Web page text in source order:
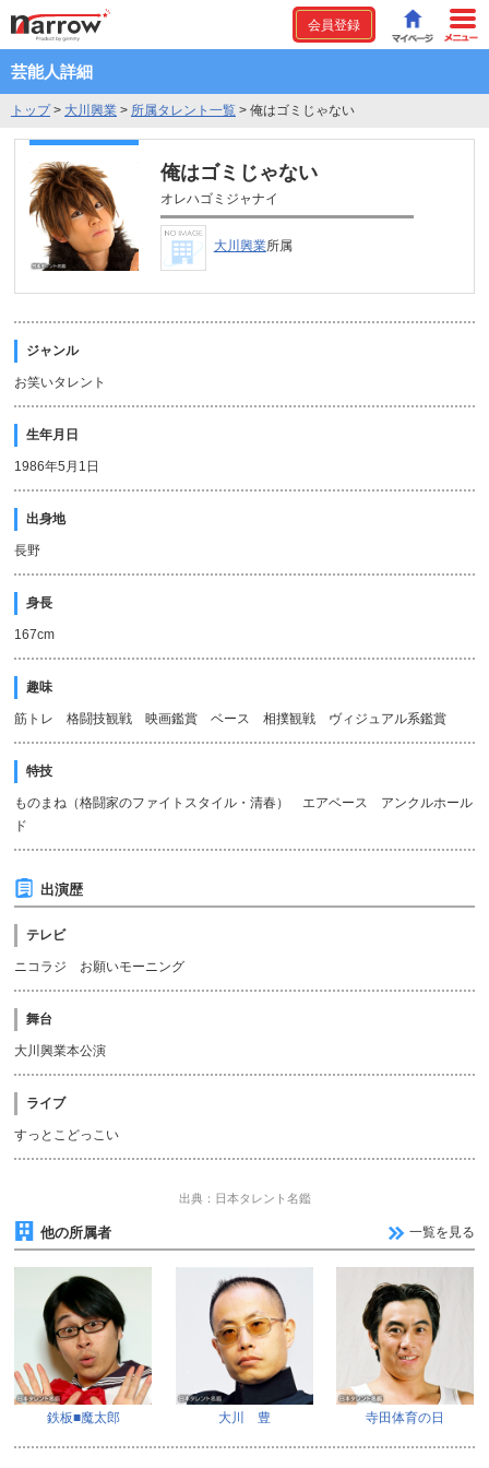
会員登録
芸能人詳細
トップ> 大川興業 > 所属タレント一覧 > 俺はゴミじゃない
俺はゴミじゃない
オレハゴミジャナイ
大川興業所属
ジャンル
お笑いタレント
生年月日
1986年5月1日
出身地
長野
身長
167cm
趣味
筋トレ 格闘技観戦 映画鑑賞 ベース 相撲観戦 ヴィジュアル系鑑賞
特技
ものまね（格闘家のファイトスタイル・清春） エアベース アンクルホール
ド
出演歴
テレビ
ニコラジ お願いモーニング
舞台
大川興業本公演
ライブ
すっとこどっこい
出典：日本タレント名鑑
他の所属者 一覧を見る
鉄板■魔太郎 大川 豊 寺田体育の日